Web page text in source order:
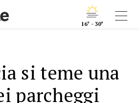
16° - 30°
si teme una
parcheggi